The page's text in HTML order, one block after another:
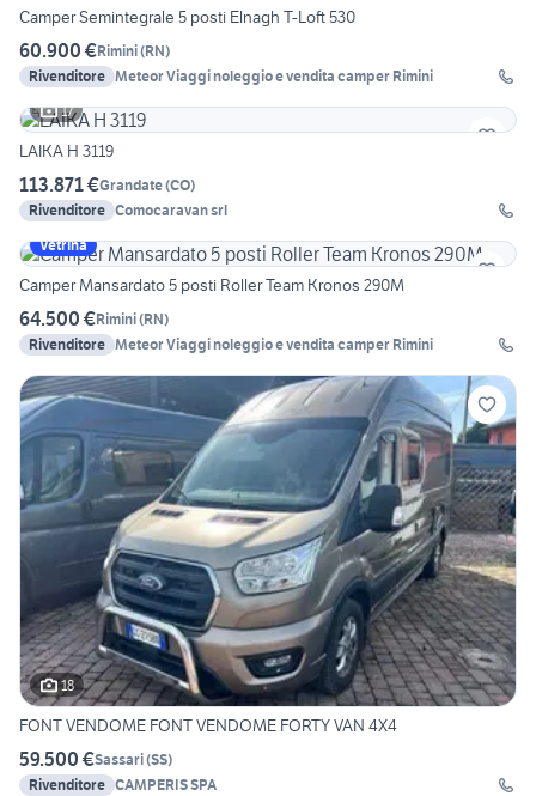
Camper Semintegrale 5 posti Elnagh T-Loft 530
60.900 €Rimini(RN)
Rivenditore Meteor Viaggi noleggio e vendita camper Rimini
17
LAIKA H 3119
113.871 €Grandate(CO)
Rivenditore Comocaravan srl
Vetrina
Camper Mansardato 5 posti Roller Team Kronos 290M
64.500 €Rimini(RN)
Rivenditore Meteor Viaggi noleggio e vendita camper Rimini
18
FONT VENDOME FONT VENDOME FORTY VAN 4X4
59.500 €Sassari(SS)
Rivenditore CAMPERIS SPA